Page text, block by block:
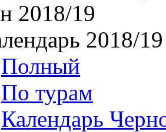
2018/19
2018/19
Полный
По турам
Календарь